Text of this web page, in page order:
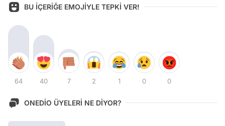
BU İÇERİĞE EMOJİYLE TEPKİ VER!
64 40 7 2 1 0 0
ONEDİO ÜYELERİ NE DİYOR?